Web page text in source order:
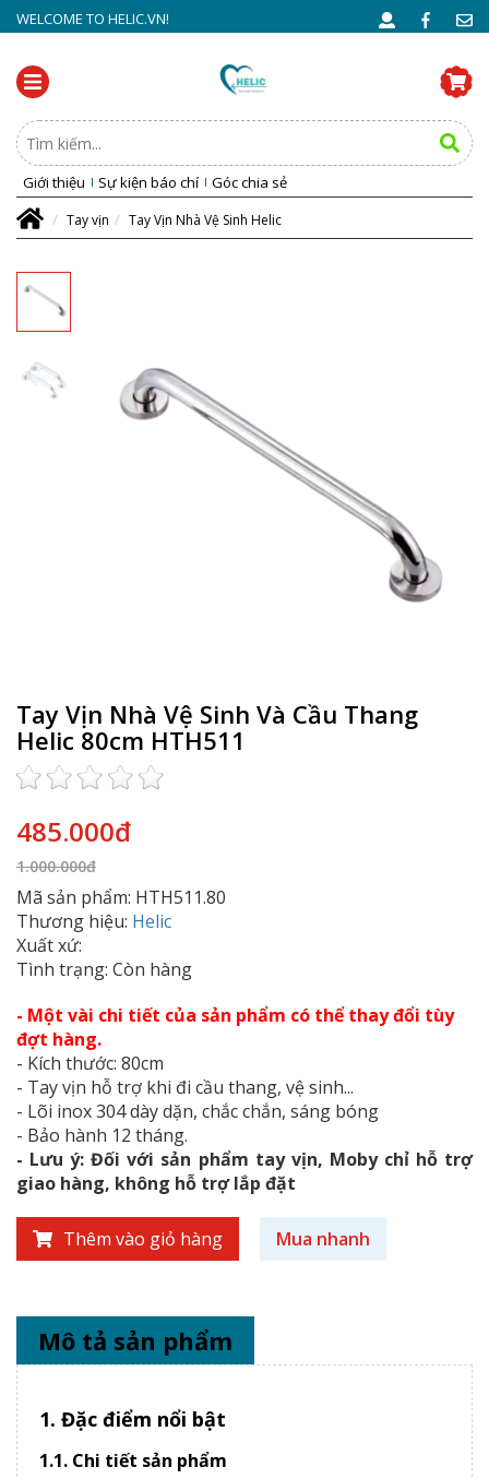
WELCOME TO HELIC.VN!
Giới thiệu Sự kiện báo chí Góc chia sẻ
Tay vịn Tay Vịn Nhà Vệ Sinh Helic
Tay Vịn Nhà Vệ Sinh Và Cầu Thang
Helic 80cm HTH511
485.000đ
1.000.000đ
Mã sản phẩm: HTH511.80
Thương hiệu: Helic
Xuất xứ:
Tình trạng: Còn hàng
- Một vài chi tiết của sản phẩm có thể thay đổi tùy
đợt hàng.
- Kích thước: 80cm
- Tay vịn hỗ trợ khi đi cầu thang, vệ sinh...
- Lõi inox 304 dày dặn, chắc chắn, sáng bóng
- Bảo hành 12 tháng.
- Lưu ý: Đối với sản phẩm tay vịn, Moby chỉ hỗ trợ
giao hàng, không hỗ trợ lắp đặt
Thêm vào giỏ hàng Mua nhanh
Mô tả sản phẩm
1. Đặc điểm nổi bật
1.1. Chi tiết sản phẩm